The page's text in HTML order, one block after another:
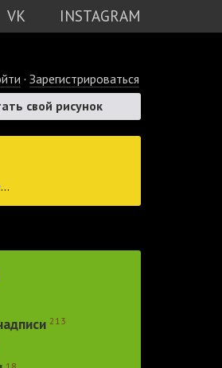
VK INSTAGRAM
· Зарегистрироваться
свой рисунок
213